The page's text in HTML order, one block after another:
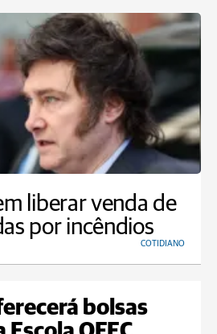
liberar venda de
por incêndios
COTIDIANO
bolsas